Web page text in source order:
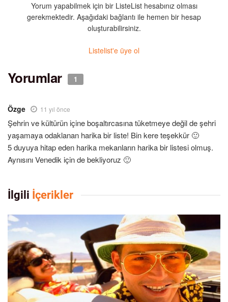
Yorum yapabilmek için bir ListeList hesabınız olması
gerekmektedir. Aşağıdaki bağlantı ile hemen bir hesap
oluşturabilirsiniz.
Listelist'e üye ol
Yorumlar 1
Özge 11 yıl önce
Şehrin ve kültürün içine boşaltırcasına tüketmeye değil de şehri
yaşamaya odaklanan harika bir liste! Bin kere teşekkür 🙂
5 duyuya hitap eden harika mekanların harika bir listesi olmuş.
Aynısını Venedik için de bekliyoruz 🙂
İlgili İçerikler